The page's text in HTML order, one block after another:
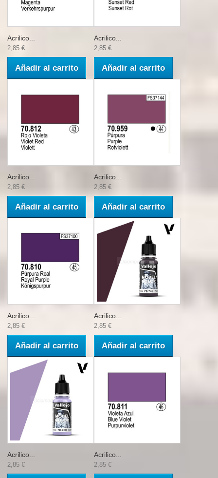
Acrilico...
2,85 €
Añadir al carrito
Acrilico...
2,85 €
Añadir al carrito
Acrilico...
2,85 €
Añadir al carrito
Acrilico...
2,85 €
Añadir al carrito
Acrilico...
2,85 €
Añadir al carrito
Acrilico...
2,85 €
Añadir al carrito
Acrilico...
2,85 €
Acrilico...
2,85 €